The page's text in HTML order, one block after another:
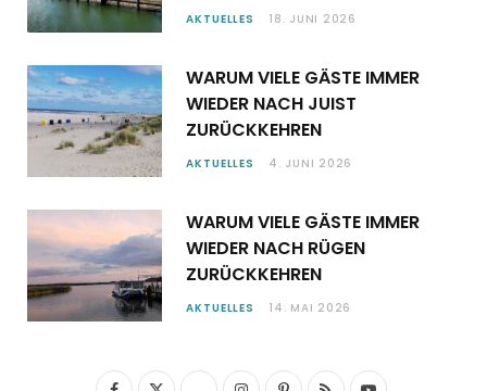
AKTUELLES 18. JUNI 2026
WARUM VIELE GÄSTE IMMER
WIEDER NACH JUIST
ZURÜCKKEHREN
AKTUELLES 4. JUNI 2026
WARUM VIELE GÄSTE IMMER
WIEDER NACH RÜGEN
ZURÜCKKEHREN
AKTUELLES 14. MAI 2026